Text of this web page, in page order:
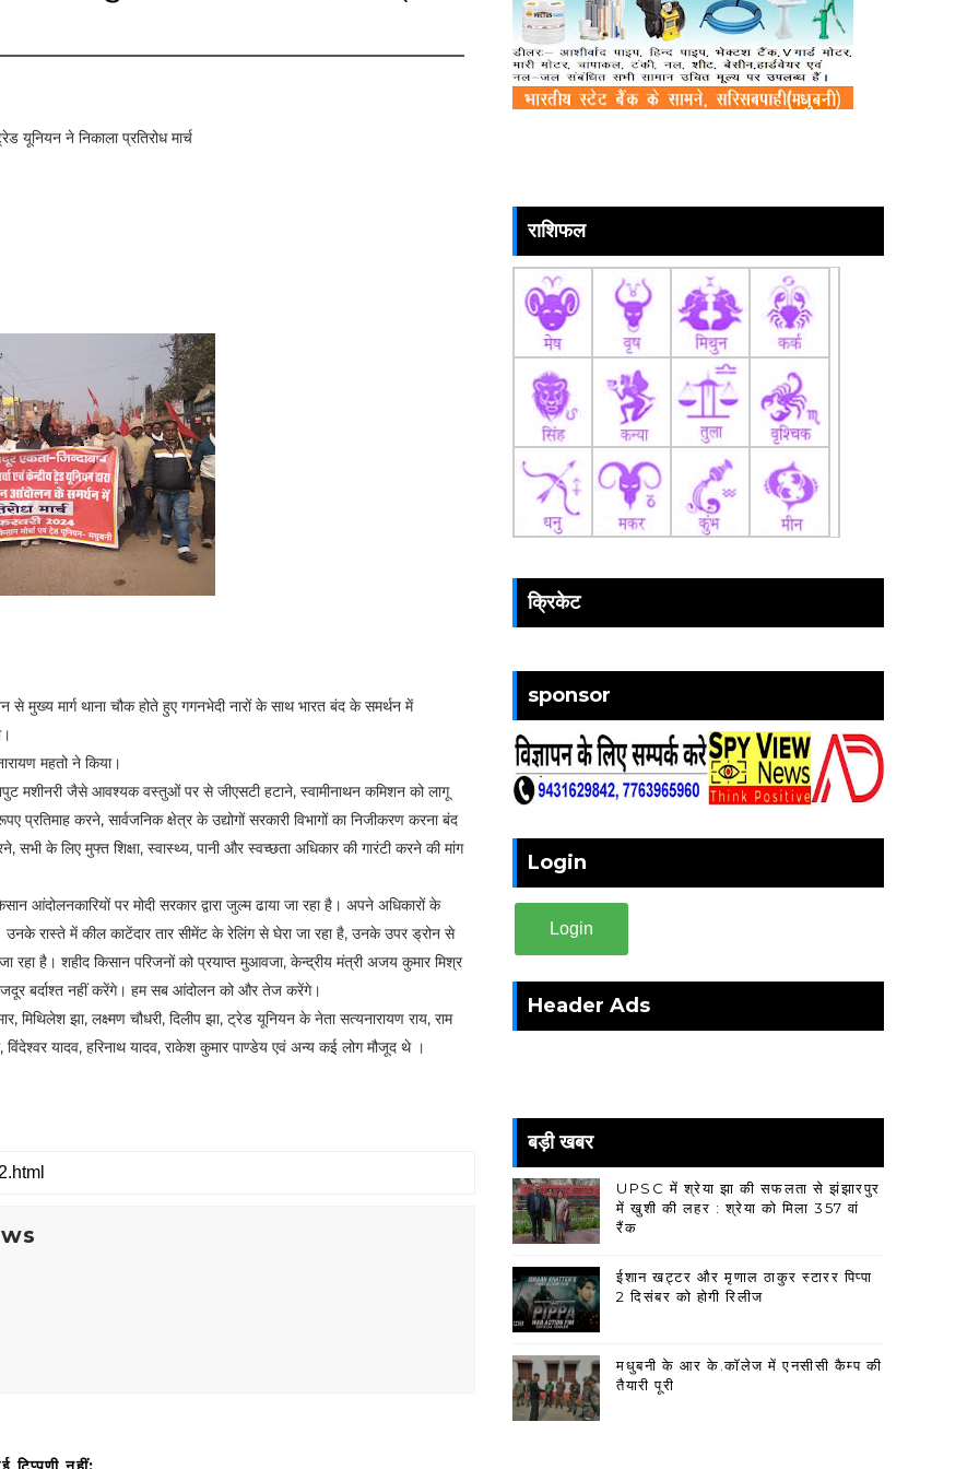
यूनियन ने निकाला प्रतिरोध मार्च
मुख्य मार्ग थाना चौक होते हुए गगनभेदी नारों के साथ भारत बंद के समर्थन में
महतो ने किया।
मशीनरी जैसे आवश्यक वस्तुओं पर से जीएसटी हटाने, स्वामीनाथन कमिशन को लागू
करने, सार्वजनिक क्षेत्र के उद्योगों सरकारी विभागों का निजीकरण करना बंद
के लिए मुफ्त शिक्षा, स्वास्थ्य, पानी और स्वच्छता अधिकार की गारंटी करने की मांग
आंदोलनकारियों पर मोदी सरकार द्वारा जुल्म ढाया जा रहा है। अपने अधिकारों के
रास्ते में कील काटेंदार तार सीमेंट के रेलिंग से घेरा जा रहा है, उनके उपर ड्रोन से
रहा है। शहीद किसान परिजनों को प्रयाप्त मुआवजा, केन्द्रीय मंत्री अजय कुमार मिश्र
बर्दाश्त नहीं करेंगे। हम सब आंदोलन को और तेज करेंगे।
मिथिलेश झा, लक्ष्मण चौधरी, दिलीप झा, ट्रेड यूनियन के नेता सत्यनारायण राय, राम
विंदेश्वर यादव, हरिनाथ यादव, राकेश कुमार पाण्डेय एवं अन्य कई लोग मौजूद थे ।
राशिफल
क्रिकेट
sponsor
Login
Login
Header Ads
बड़ी खबर
UPSC में श्रेया झा की सफलता से झंझारपुर
में खुशी की लहर : श्रेया को मिला 357 वां
रैंक
ईशान खट्टर और मृणाल ठाकुर स्टारर पिप्पा
2 दिसंबर को होगी रिलीज
मधुबनी के आर के.कॉलेज में एनसीसी कैम्प की
तैयारी पूरी